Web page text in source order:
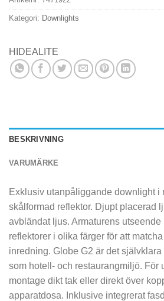
Kategori: Downlights
HIDEALITE
BESKRIVNING
VARUMÄRKE
Exklusiv utanpåliggande downlight i
skålformad reflektor. Djupt placerad
avbländat ljus. Armaturens utseende
reflektorer i olika färger för att
inredning. Globe G2 är det
som hotell- och restaurangmiljö. För
montage dikt tak eller direkt över
apparatdosa. Inklusive integrerat